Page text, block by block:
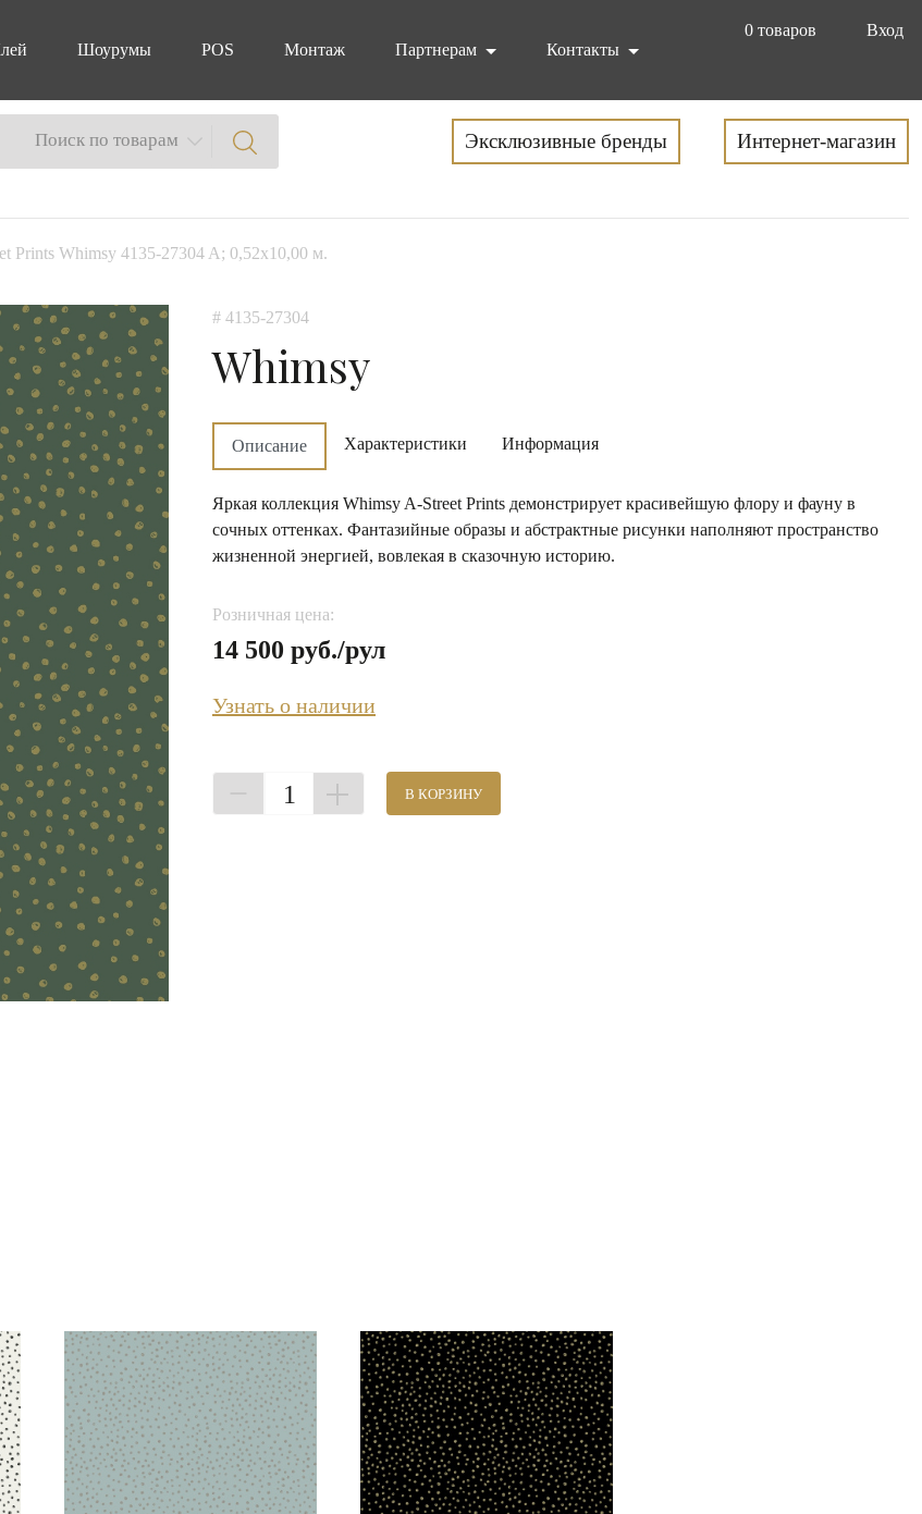
0 товаров
Вход
Шоурумы POS Монтаж Партнерам Контакты
Поиск по товарам Эксклюзивные бренды Интернет-магазин
Prints Whimsy 4135-27304 A; 0,52х10,00 м.
# 4135-27304
Whimsy
Описание Характеристики Информация
Яркая коллекция Whimsy A-Street Prints демонстрирует красивейшую флору и фауну в
сочных оттенках. Фантазийные образы и абстрактные рисунки наполняют пространство
жизненной энергией, вовлекая в сказочную историю.
Розничная цена:
14 500 руб./рул
Узнать о наличии
1 В КОРЗИНУ